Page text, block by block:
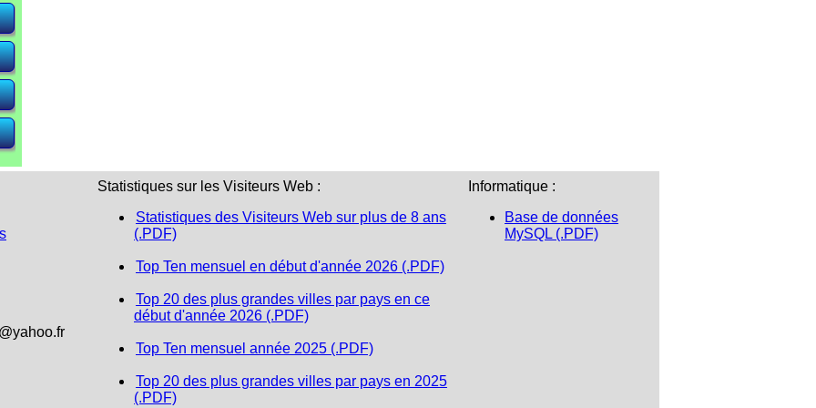
Statistiques sur les Visiteurs Web :
Statistiques des Visiteurs Web sur plus de 8 ans
(.PDF)
Top Ten mensuel en début d'année 2026 (.PDF)
Top 20 des plus grandes villes par pays en ce
début d'année 2026 (.PDF)
Top Ten mensuel année 2025 (.PDF)
Top 20 des plus grandes villes par pays en 2025
(.PDF)
Informatique :
Base de données
MySQL (.PDF)